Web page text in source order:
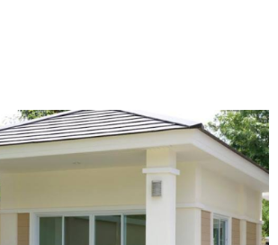
An Lê
Hòa, Đồng Nai -----------------
-
trúc khi thi công trọn gói
công trình xây dựng
đã thực